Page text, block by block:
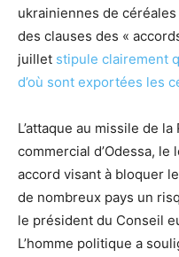
ukrainiennes de
des clauses des «
juillet stipule clairement
d’où sont exportées les
L’attaque au missile de
commercial d’Odessa, le
accord visant à bloquer
de nombreux pays un
le président du Conseil
L’homme politique a